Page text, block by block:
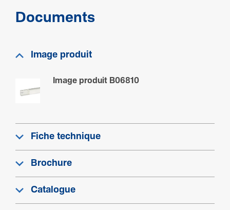
Documents
Image produit
Image produit B06810
Fiche technique
Brochure
Catalogue